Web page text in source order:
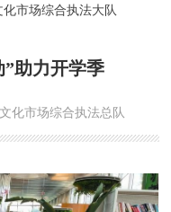
市场综合执法大队
助力开学季
化市场综合执法总队